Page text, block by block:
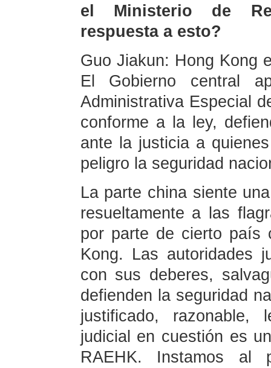
el Ministerio de
respuesta a esto?
Guo Jiakun: Hong Kong
El Gobierno central
Administrativa Especial
conforme a la ley,
ante la justicia a
peligro la seguridad
La parte china siente
resueltamente a las
por parte de cierto país
Kong. Las autoridades
con sus deberes,
defienden la seguridad
justificado,
judicial en cuestión es
RAEHK. Instamos al